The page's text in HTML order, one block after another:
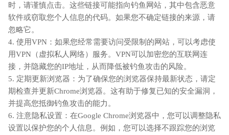
时，请谨慎点击。这些链接可能指向钓鱼网站，其中包含恶意
软件或窃取您个人信息的代码。如果您不确定链接的来源，请
忽略它。
4. 使用VPN：如果您经常需要访问受限制的网站，可以考虑使
用VPN（虚拟私人网络）服务。VPN可以加密您的互联网连
接，并隐藏您的IP地址，从而降低被钓鱼攻击的风险。
5. 定期更新浏览器：为了确保您的浏览器保持最新状态，请定
期检查并更新Chrome浏览器。这有助于修复已知的安全漏洞，
并提高您抵御钓鱼攻击的能力。
6. 注意隐私设置：在Google Chrome浏览器中，您可以调整隐私
设置以保护您的个人信息。例如，您可以选择不跟踪您的浏览